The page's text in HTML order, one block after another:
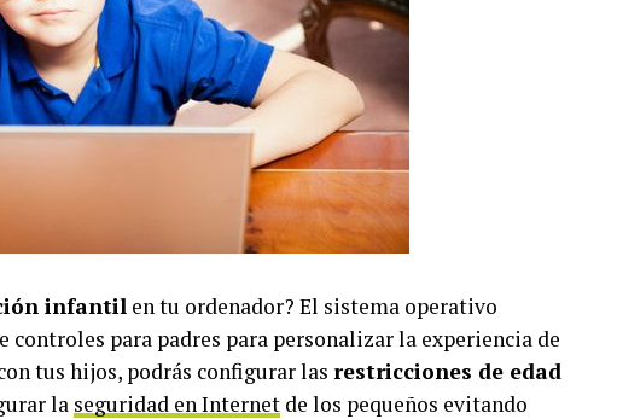
infantil en tu ordenador? El sistema operativo
controles para padres para personalizar la experiencia de
tus hijos, podrás configurar las restricciones de edad
la seguridad en Internet de los pequeños evitando